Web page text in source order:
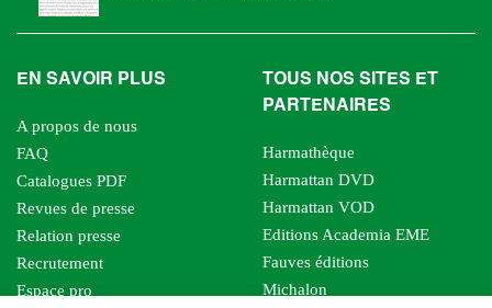
EN SAVOIR PLUS
A propos de nous
FAQ
Catalogues PDF
Revues de presse
Relation presse
Recrutement
Espace pro
TOUS NOS SITES ET
PARTENAIRES
Harmathèque
Harmattan DVD
Harmattan VOD
Editions Academia EME
Fauves éditions
Michalon